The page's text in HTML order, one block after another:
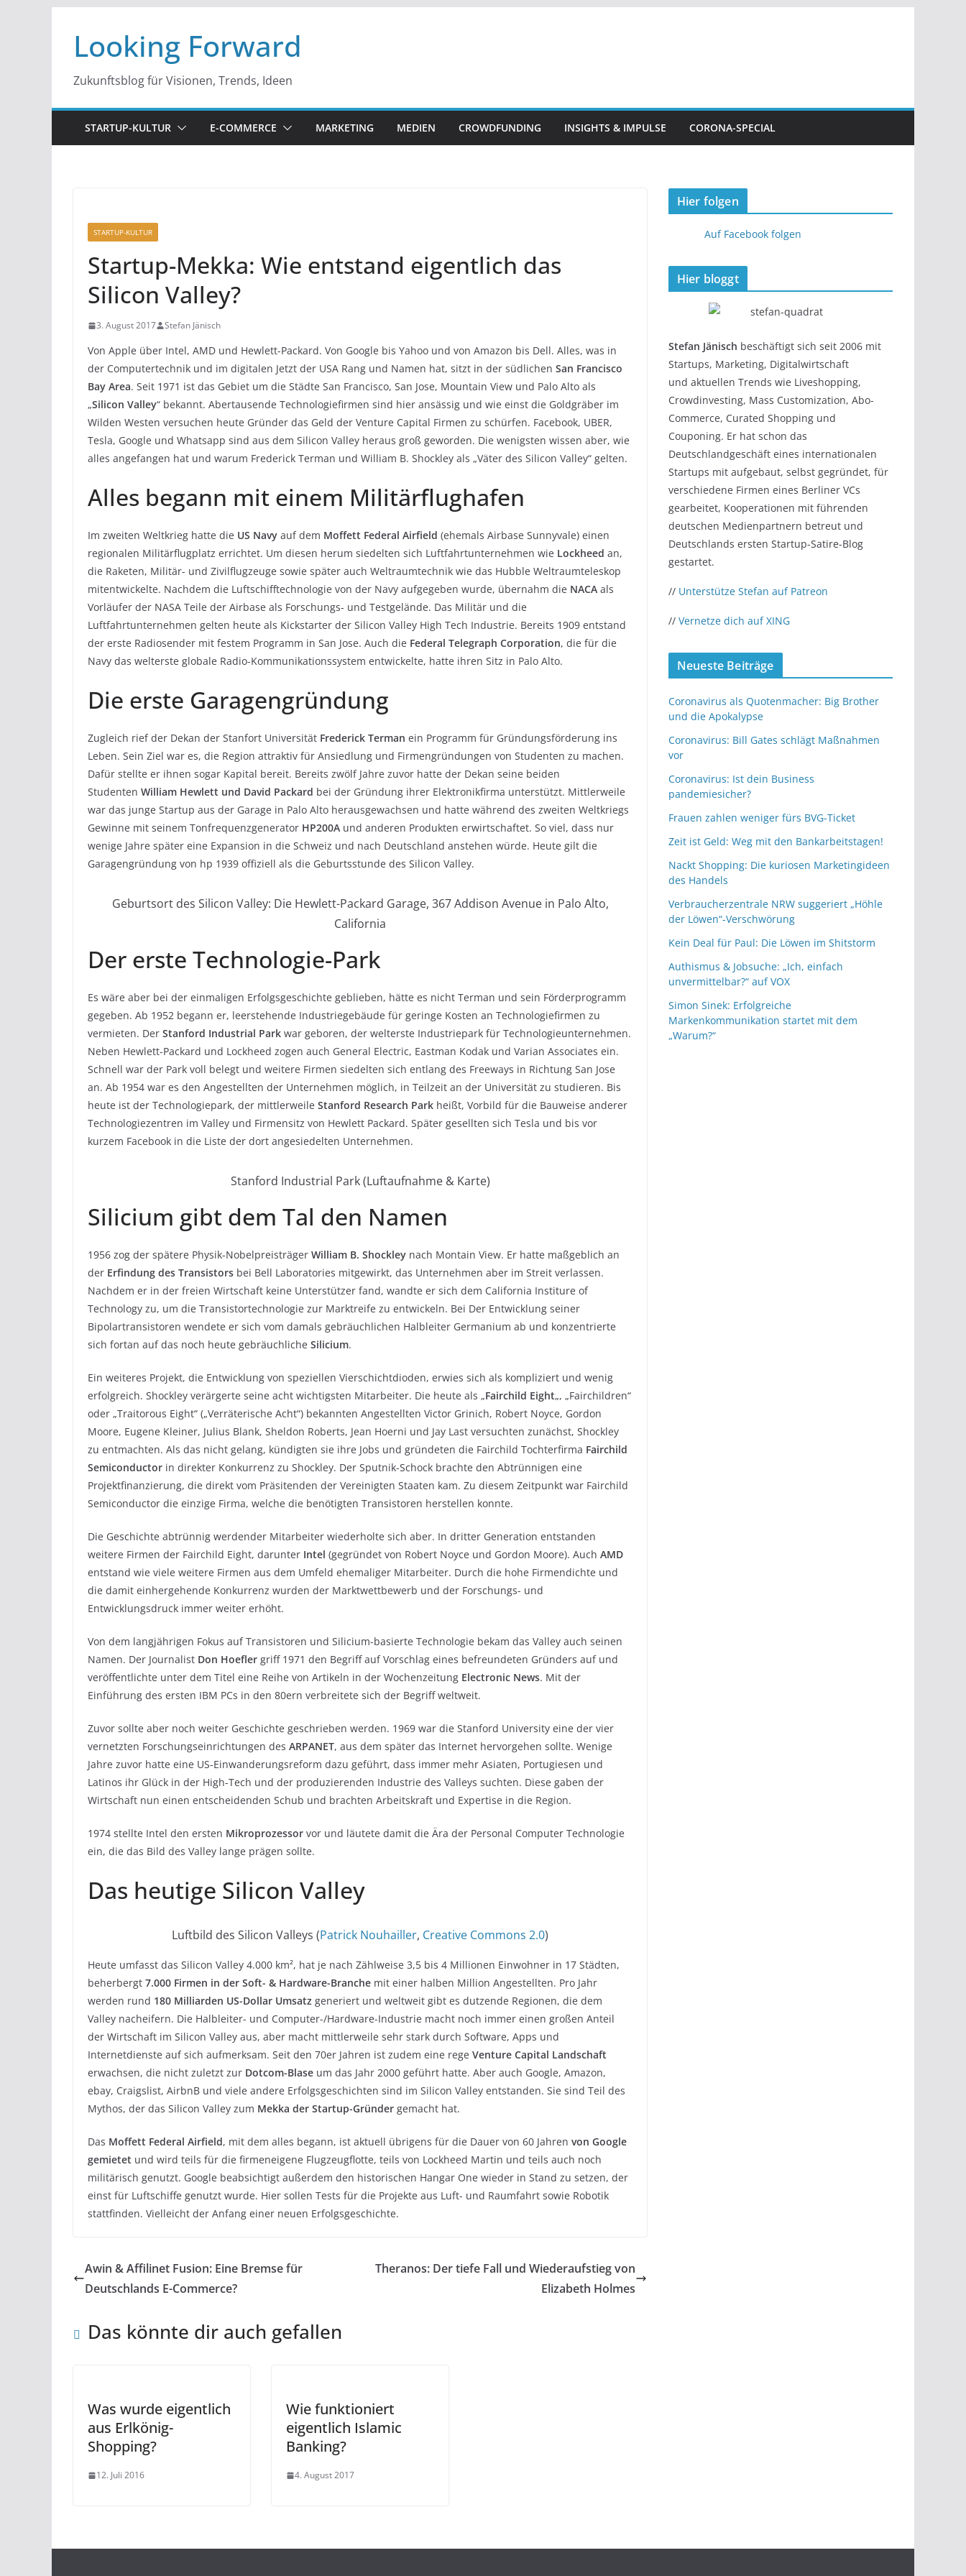
Inhalt
springen
Looking Forward
Zukunftsblog für Visionen, Trends, Ideen
STARTUP-KULTUR E-COMMERCE MARKETING MEDIEN CROWDFUNDING INSIGHTS & IMPULSE CORONA-SPECIAL
STARTUP-KULTUR
Startup-Mekka: Wie entstand eigentlich das
Silicon Valley?
3. August 2017 Stefan Jänisch
Von Apple über Intel, AMD und Hewlett-Packard. Von Google bis Yahoo und von Amazon bis Dell. Alles, was in
der Computertechnik und im digitalen Jetzt der USA Rang und Namen hat, sitzt in der südlichen San Francisco
Bay Area. Seit 1971 ist das Gebiet um die Städte San Francisco, San Jose, Mountain View und Palo Alto als
„Silicon Valley“ bekannt. Abertausende Technologiefirmen sind hier ansässig und wie einst die Goldgräber im
Wilden Westen versuchen heute Gründer das Geld der Venture Capital Firmen zu schürfen. Facebook, UBER,
Tesla, Google und Whatsapp sind aus dem Silicon Valley heraus groß geworden. Die wenigsten wissen aber, wie
alles angefangen hat und warum Frederick Terman und William B. Shockley als „Väter des Silicon Valley“ gelten.
Alles begann mit einem Militärflughafen
Im zweiten Weltkrieg hatte die US Navy auf dem Moffett Federal Airfield (ehemals Airbase Sunnyvale) einen
regionalen Militärflugplatz errichtet. Um diesen herum siedelten sich Luftfahrtunternehmen wie Lockheed an,
die Raketen, Militär- und Zivilflugzeuge sowie später auch Weltraumtechnik wie das Hubble Weltraumteleskop
mitentwickelte. Nachdem die Luftschifftechnologie von der Navy aufgegeben wurde, übernahm die NACA als
Vorläufer der NASA Teile der Airbase als Forschungs- und Testgelände. Das Militär und die
Luftfahrtunternehmen gelten heute als Kickstarter der Silicon Valley High Tech Industrie. Bereits 1909 entstand
der erste Radiosender mit festem Programm in San Jose. Auch die Federal Telegraph Corporation, die für die
Navy das welterste globale Radio-Kommunikationssystem entwickelte, hatte ihren Sitz in Palo Alto.
Die erste Garagengründung
Zugleich rief der Dekan der Stanfort Universität Frederick Terman ein Programm für Gründungsförderung ins
Leben. Sein Ziel war es, die Region attraktiv für Ansiedlung und Firmengründungen von Studenten zu machen.
Dafür stellte er ihnen sogar Kapital bereit. Bereits zwölf Jahre zuvor hatte der Dekan seine beiden
Studenten William Hewlett und David Packard bei der Gründung ihrer Elektronikfirma unterstützt. Mittlerweile
war das junge Startup aus der Garage in Palo Alto herausgewachsen und hatte während des zweiten Weltkriegs
Gewinne mit seinem Tonfrequenzgenerator HP200A und anderen Produkten erwirtschaftet. So viel, dass nur
wenige Jahre später eine Expansion in die Schweiz und nach Deutschland anstehen würde. Heute gilt die
Garagengründung von hp 1939 offiziell als die Geburtsstunde des Silicon Valley.
Geburtsort des Silicon Valley: Die Hewlett-Packard Garage, 367 Addison Avenue in Palo Alto,
California
Der erste Technologie-Park
Es wäre aber bei der einmaligen Erfolgsgeschichte geblieben, hätte es nicht Terman und sein Förderprogramm
gegeben. Ab 1952 begann er, leerstehende Industriegebäude für geringe Kosten an Technologiefirmen zu
vermieten. Der Stanford Industrial Park war geboren, der welterste Industriepark für Technologieunternehmen.
Neben Hewlett-Packard und Lockheed zogen auch General Electric, Eastman Kodak und Varian Associates ein.
Schnell war der Park voll belegt und weitere Firmen siedelten sich entlang des Freeways in Richtung San Jose
an. Ab 1954 war es den Angestellten der Unternehmen möglich, in Teilzeit an der Universität zu studieren. Bis
heute ist der Technologiepark, der mittlerweile Stanford Research Park heißt, Vorbild für die Bauweise anderer
Technologiezentren im Valley und Firmensitz von Hewlett Packard. Später gesellten sich Tesla und bis vor
kurzem Facebook in die Liste der dort angesiedelten Unternehmen.
Stanford Industrial Park (Luftaufnahme & Karte)
Silicium gibt dem Tal den Namen
1956 zog der spätere Physik-Nobelpreisträger William B. Shockley nach Montain View. Er hatte maßgeblich an
der Erfindung des Transistors bei Bell Laboratories mitgewirkt, das Unternehmen aber im Streit verlassen.
Nachdem er in der freien Wirtschaft keine Unterstützer fand, wandte er sich dem California Institure of
Technology zu, um die Transistortechnologie zur Marktreife zu entwickeln. Bei Der Entwicklung seiner
Bipolartransistoren wendete er sich vom damals gebräuchlichen Halbleiter Germanium ab und konzentrierte
sich fortan auf das noch heute gebräuchliche Silicium.
Ein weiteres Projekt, die Entwicklung von speziellen Vierschichtdioden, erwies sich als kompliziert und wenig
erfolgreich. Shockley verärgerte seine acht wichtigsten Mitarbeiter. Die heute als „Fairchild Eight„, „Fairchildren“
oder „Traitorous Eight“ („Verräterische Acht“) bekannten Angestellten Victor Grinich, Robert Noyce, Gordon
Moore, Eugene Kleiner, Julius Blank, Sheldon Roberts, Jean Hoerni und Jay Last versuchten zunächst, Shockley
zu entmachten. Als das nicht gelang, kündigten sie ihre Jobs und gründeten die Fairchild Tochterfirma Fairchild
Semiconductor in direkter Konkurrenz zu Shockley. Der Sputnik-Schock brachte den Abtrünnigen eine
Projektfinanzierung, die direkt vom Präsitenden der Vereinigten Staaten kam. Zu diesem Zeitpunkt war Fairchild
Semiconductor die einzige Firma, welche die benötigten Transistoren herstellen konnte.
Die Geschichte abtrünnig werdender Mitarbeiter wiederholte sich aber. In dritter Generation entstanden
weitere Firmen der Fairchild Eight, darunter Intel (gegründet von Robert Noyce und Gordon Moore). Auch AMD
entstand wie viele weitere Firmen aus dem Umfeld ehemaliger Mitarbeiter. Durch die hohe Firmendichte und
die damit einhergehende Konkurrenz wurden der Marktwettbewerb und der Forschungs- und
Entwicklungsdruck immer weiter erhöht.
Von dem langjährigen Fokus auf Transistoren und Silicium-basierte Technologie bekam das Valley auch seinen
Namen. Der Journalist Don Hoefler griff 1971 den Begriff auf Vorschlag eines befreundeten Gründers auf und
veröffentlichte unter dem Titel eine Reihe von Artikeln in der Wochenzeitung Electronic News. Mit der
Einführung des ersten IBM PCs in den 80ern verbreitete sich der Begriff weltweit.
Zuvor sollte aber noch weiter Geschichte geschrieben werden. 1969 war die Stanford University eine der vier
vernetzten Forschungseinrichtungen des ARPANET, aus dem später das Internet hervorgehen sollte. Wenige
Jahre zuvor hatte eine US-Einwanderungsreform dazu geführt, dass immer mehr Asiaten, Portugiesen und
Latinos ihr Glück in der High-Tech und der produzierenden Industrie des Valleys suchten. Diese gaben der
Wirtschaft nun einen entscheidenden Schub und brachten Arbeitskraft und Expertise in die Region.
1974 stellte Intel den ersten Mikroprozessor vor und läutete damit die Ära der Personal Computer Technologie
ein, die das Bild des Valley lange prägen sollte.
Das heutige Silicon Valley
Luftbild des Silicon Valleys (Patrick Nouhailler, Creative Commons 2.0)
Heute umfasst das Silicon Valley 4.000 km², hat je nach Zählweise 3,5 bis 4 Millionen Einwohner in 17 Städten,
beherbergt 7.000 Firmen in der Soft- & Hardware-Branche mit einer halben Million Angestellten. Pro Jahr
werden rund 180 Milliarden US-Dollar Umsatz generiert und weltweit gibt es dutzende Regionen, die dem
Valley nacheifern. Die Halbleiter- und Computer-/Hardware-Industrie macht noch immer einen großen Anteil
der Wirtschaft im Silicon Valley aus, aber macht mittlerweile sehr stark durch Software, Apps und
Internetdienste auf sich aufmerksam. Seit den 70er Jahren ist zudem eine rege Venture Capital Landschaft
erwachsen, die nicht zuletzt zur Dotcom-Blase um das Jahr 2000 geführt hatte. Aber auch Google, Amazon,
ebay, Craigslist, AirbnB und viele andere Erfolgsgeschichten sind im Silicon Valley entstanden. Sie sind Teil des
Mythos, der das Silicon Valley zum Mekka der Startup-Gründer gemacht hat.
Das Moffett Federal Airfield, mit dem alles begann, ist aktuell übrigens für die Dauer von 60 Jahren von Google
gemietet und wird teils für die firmeneigene Flugzeugflotte, teils von Lockheed Martin und teils auch noch
militärisch genutzt. Google beabsichtigt außerdem den historischen Hangar One wieder in Stand zu setzen, der
einst für Luftschiffe genutzt wurde. Hier sollen Tests für die Projekte aus Luft- und Raumfahrt sowie Robotik
stattfinden. Vielleicht der Anfang einer neuen Erfolgsgeschichte.
Awin & Affilinet Fusion: Eine Bremse für
Deutschlands E-Commerce?
Theranos: Der tiefe Fall und Wiederaufstieg von
Elizabeth Holmes
Das könnte dir auch gefallen
Was wurde eigentlich
aus Erlkönig-
Shopping?
12. Juli 2016
Wie funktioniert
eigentlich Islamic
Banking?
4. August 2017
Hier folgen
Auf Facebook folgen
Hier bloggt
Stefan Jänisch beschäftigt sich seit 2006 mit
Startups, Marketing, Digitalwirtschaft
und aktuellen Trends wie Liveshopping,
Crowdinvesting, Mass Customization, Abo-
Commerce, Curated Shopping und
Couponing. Er hat schon das
Deutschlandgeschäft eines internationalen
Startups mit aufgebaut, selbst gegründet, für
verschiedene Firmen eines Berliner VCs
gearbeitet, Kooperationen mit führenden
deutschen Medienpartnern betreut und
Deutschlands ersten Startup-Satire-Blog
gestartet.
// Unterstütze Stefan auf Patreon
// Vernetze dich auf XING
Neueste Beiträge
Coronavirus als Quotenmacher: Big Brother
und die Apokalypse
Coronavirus: Bill Gates schlägt Maßnahmen
vor
Coronavirus: Ist dein Business
pandemiesicher?
Frauen zahlen weniger fürs BVG-Ticket
Zeit ist Geld: Weg mit den Bankarbeitstagen!
Nackt Shopping: Die kuriosen Marketingideen
des Handels
Verbraucherzentrale NRW suggeriert „Höhle
der Löwen“-Verschwörung
Kein Deal für Paul: Die Löwen im Shitstorm
Authismus & Jobsuche: „Ich, einfach
unvermittelbar?“ auf VOX
Simon Sinek: Erfolgreiche
Markenkommunikation startet mit dem
„Warum?“